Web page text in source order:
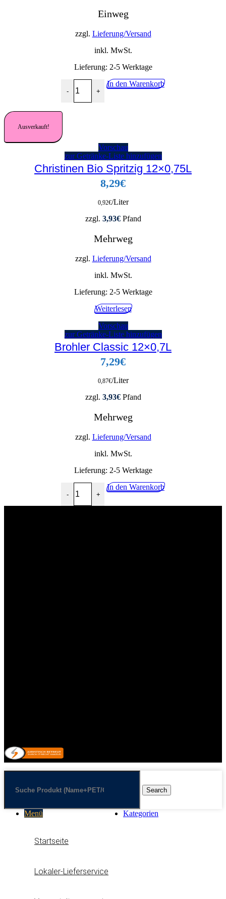
Einweg
zzgl. Lieferung/Versand
inkl. MwSt.
Lieferung: 2-5 Werktage
-
Nürburg Quelle Classic PET 12x1,0L Menge
+
In den Warenkorb
Ausverkauft!
Vorschau
zur Getränke-Liste hinzufügen
Christinen Bio Spritzig 12×0,75L
8,29€
0,92€/Liter
zzgl. 3,93€Pfand
Mehrweg
zzgl. Lieferung/Versand
inkl. MwSt.
Lieferung: 2-5 Werktage
Weiterlesen
Vorschau
zur Getränke-Liste hinzufügen
Brohler Classic 12×0,7L
7,29€
0,87€/Liter
zzgl. 3,93€Pfand
Mehrweg
zzgl. Lieferung/Versand
inkl. MwSt.
Lieferung: 2-5 Werktage
-
Brohler Classic 12x0,7L Menge
+
In den Warenkorb
Search
Menü Kategorien
Startseite
Lokaler-Lieferservice